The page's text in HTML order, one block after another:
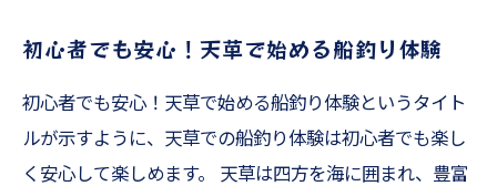
初心者でも安心！天草で始める船釣り体験
初心者でも安心！天草で始める船釣り体験というタイト
ルが示すように、天草での船釣り体験は初心者でも楽し
く安心して楽しめます。 天草は四方を海に囲まれ、豊富